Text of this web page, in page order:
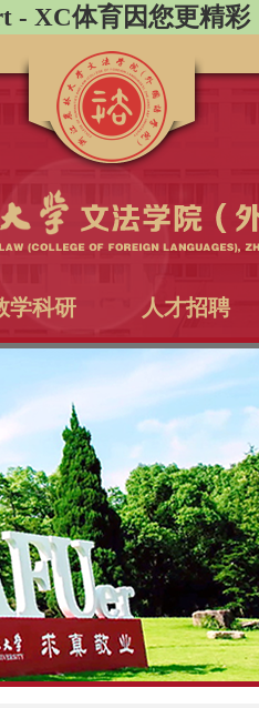
- XC体育因您更精彩
学科研 人才招聘